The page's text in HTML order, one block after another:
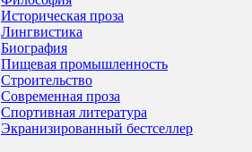
Историческая проза
Лингвистика
Биография
Пищевая промышленность
Строительство
Современная проза
Спортивная литература
Экранизированный бестселлер